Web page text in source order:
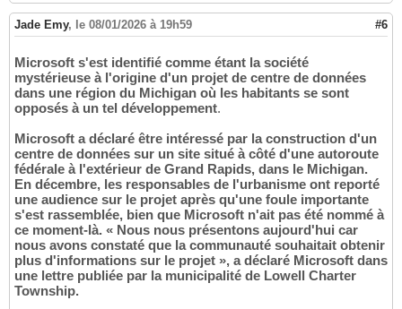
Jade Emy, le 08/01/2026 à 19h59 #6
Microsoft s'est identifié comme étant la société
mystérieuse à l'origine d'un projet de centre de données
dans une région du Michigan où les habitants se sont
opposés à un tel développement.
Microsoft a déclaré être intéressé par la construction d'un
centre de données sur un site situé à côté d'une autoroute
fédérale à l'extérieur de Grand Rapids, dans le Michigan.
En décembre, les responsables de l'urbanisme ont reporté
une audience sur le projet après qu'une foule importante
s'est rassemblée, bien que Microsoft n'ait pas été nommé à
ce moment-là. « Nous nous présentons aujourd'hui car
nous avons constaté que la communauté souhaitait obtenir
plus d'informations sur le projet », a déclaré Microsoft dans
une lettre publiée par la municipalité de Lowell Charter
Township.